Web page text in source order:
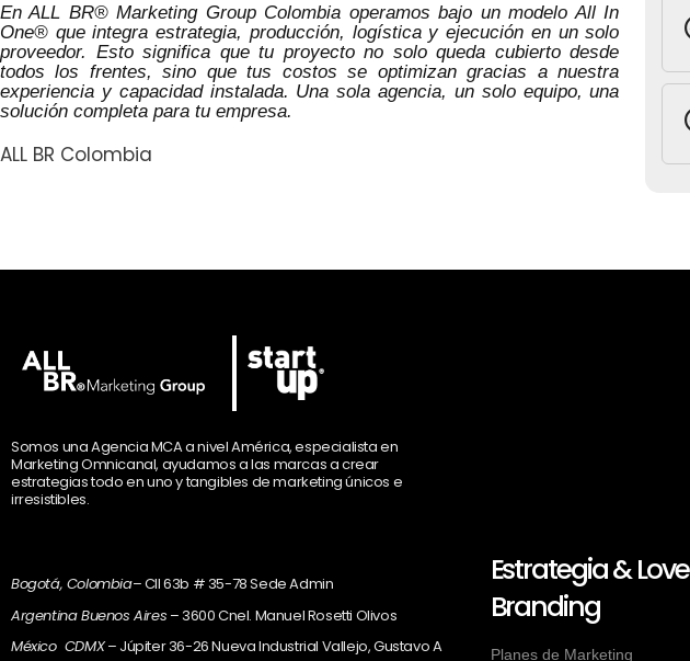
En ALL BR® Marketing Group Colombia operamos bajo un modelo All In
One® que integra estrategia, producción, logística y ejecución en un solo
proveedor. Esto significa que tu proyecto no solo queda cubierto desde
todos los frentes, sino que tus costos se optimizan gracias a nuestra
experiencia y capacidad instalada. Una sola agencia, un solo equipo, una
solución completa para tu empresa.
ALL BR Colombia
Somos una Agencia MCA a nivel América, especialista en
Marketing Omnicanal, ayudamos a las marcas a crear
estrategias todo en uno y tangibles de marketing únicos e
irresistibles.
Bogotá, Colombia– Cll 63b # 35-78 Sede Admin
Argentina Buenos Aires – 3600 Cnel. Manuel Rosetti Olivos
México CDMX– Júpiter 36-26 Nueva Industrial Vallejo, Gustavo A
Estrategia & Love
Branding
Planes de Marketing